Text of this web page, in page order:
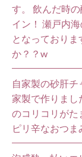
す。 飲んだ時
イン！ 瀬戸内
となっており
か？？w
自家製の砂肝
家製で作りまし
のコリコリがた
ピリ辛なおつま